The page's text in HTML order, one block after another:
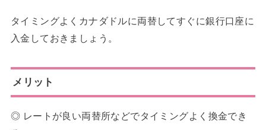
タイミングよくカナダドルに両替してすぐに銀行口座に
入金しておきましょう。
メリット
◎ レートが良い両替所などでタイミングよく換金でき